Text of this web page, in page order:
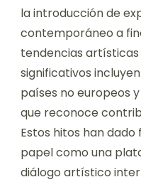
la introducción de
contemporáneo a
tendencias
significativos
países no europeos
que reconoce
Estos hitos han
papel como una
diálogo artístico